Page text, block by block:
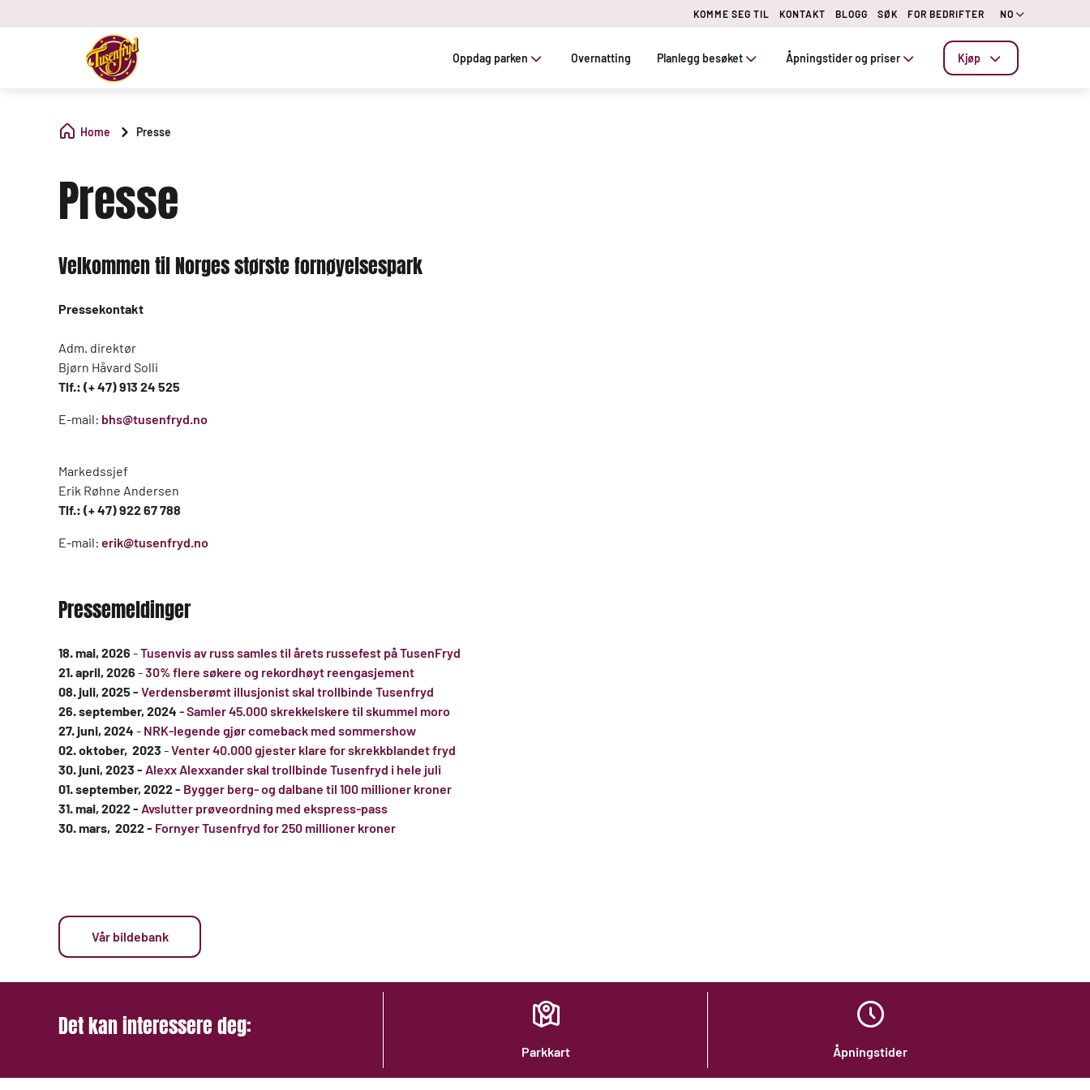
KOMME SEG TIL KONTAKT BLOGG SØK FOR BEDRIFTER NO
Oppdag parken Overnatting Planlegg besøket Åpningstider og priser Kjøp
Home Presse
Presse
Velkommen til Norges største fornøyelsespark
Pressekontakt
Adm. direktør
Bjørn Håvard Solli
Tlf.: (+ 47) 913 24 525
E-mail: bhs@tusenfryd.no
Markedssjef
Erik Røhne Andersen
Tlf.: (+ 47) 922 67 788
E-mail: erik@tusenfryd.no
Pressemeldinger
18. mai, 2026 -Tusenvis av russ samles til årets russefest på TusenFryd
21. april, 2026 -30% flere søkere og rekordhøyt reengasjement
08. juli, 2025 - Verdensberømt illusjonist skal trollbinde Tusenfryd
26. september, 2024 - Samler 45.000 skrekkelskere til skummel moro
27. juni, 2024 - NRK-legende gjør comeback med sommershow
02. oktober, 2023 -Venter 40.000 gjester klare for skrekkblandet fryd
30. juni, 2023 - Alexx Alexxander skal trollbinde Tusenfryd i hele juli
01. september, 2022 - Bygger berg- og dalbane til 100 millioner kroner
31. mai, 2022 - Avslutter prøveordning med ekspress-pass
30. mars, 2022 - Fornyer Tusenfryd for 250 millioner kroner
Vår bildebank
Det kan interessere deg:
Parkkart Åpningstider